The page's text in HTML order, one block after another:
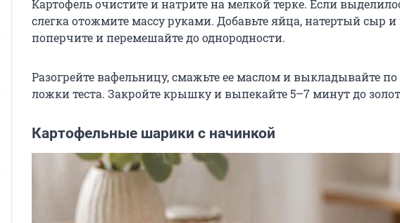
Картофель очистите и натрите на мелкой терке. Если
слегка отожмите массу руками. Добавьте яйца, натертый сыр и
поперчите и перемешайте до однородности.
Разогрейте вафельницу, смажьте ее маслом и выкладывайте
ложки теста. Закройте крышку и выпекайте 5–7 минут до
Картофельные шарики с начинкой